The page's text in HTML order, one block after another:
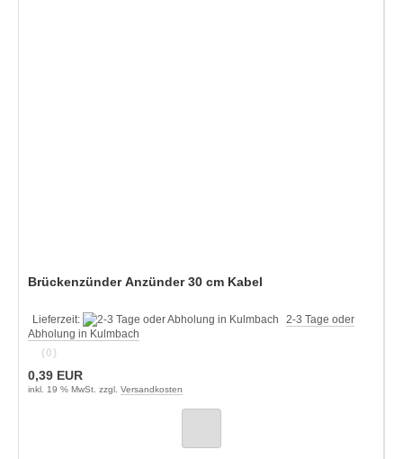
Brückenzünder Anzünder 30 cm Kabel
Lieferzeit:
2-3 Tage oder
Abholung in Kulmbach
(0)
0,39 EUR
inkl. 19 % MwSt. zzgl. Versandkosten